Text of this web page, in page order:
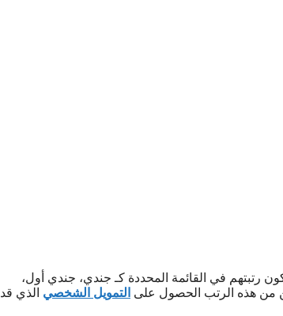
رتبتهم في القائمة المحددة كـ جندي، جندي أول،
التمويل الشخصي الذي قد